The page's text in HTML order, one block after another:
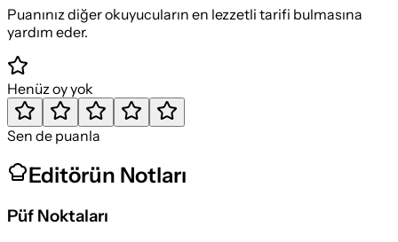
Puanınız diğer okuyucuların en lezzetli tarifi bulmasına
yardım eder.
Henüz oy yok
Sen de puanla
Editörün Notları
Püf Noktaları